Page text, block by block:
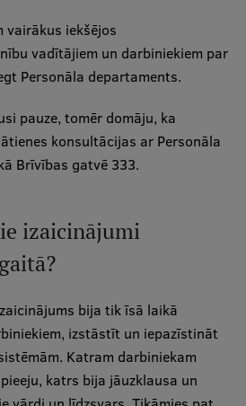
vairākus iekšējos
vadītājiem un darbiniekiem par
Personāla departaments.
pauze, tomēr domāju, ka
konsultācijas ar Personāla
Brīvības gatvē 333.
izaicinājumi
bija tik īsā laikā
izstāstīt un iepazīstināt
Katram darbiniekam
katrs bija jāuzklausa un